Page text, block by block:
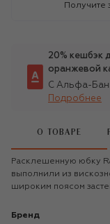
Получите
20% кешбэк
оранжевой
С Альфа-
Подробнее
О ТОВАРЕ
Расклешенную юбку
выполнили из
широким поясом
Бренд